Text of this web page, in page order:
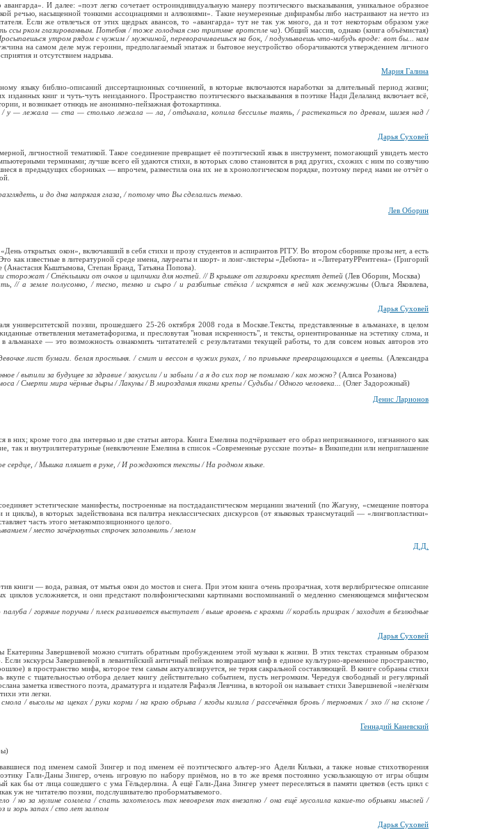
И далее: «поэт легко сочетает остроиндивидуальную манеру поэтического высказывания, уникальное образное
речью, насыщенной тонкими ассоциациями и аллюзиями». Такие неумеренные дифирамбы либо настраивают на нечто из
Если же отвлечься от этих щедрых авансов, то «авангарда» тут не так уж много, да и тот некоторым образом уже
ссы рком глазированным. Потебня / тоже голодная смо тритмне вротспле ча). Общий массив, однако (книга объёмистая)
утром рядом с чужим / мужчиной, переворачиваешься на бок, / подумываешь что-нибудь вроде: вот бы... нам
на самом деле муж героини, предполагаемый эпатаж и бытовое неустройство оборачиваются утверждением личного
и отсутствием надрыва.
Мария Галина
языку библио-описаний диссертационных сочинений, в которые включаются наработки за длительный период жизни;
книг и чуть-чуть неизданного. Пространство поэтического высказывания в поэтике Нади Делаланд включает всё,
и возникает отнюдь не анонимно-пейзажная фотокартинка.
/ у — лежала — ста — столько лежала — ла, / отдыхала, копила бессилье таять, / растекаться по древам, шизея над /
Дарья Суховей
личностной тематикой. Такое соединение превращает её поэтический язык в инструмент, помогающий увидеть место
терминами; лучше всего ей удаются стихи, в которых слово становится в ряд других, схожих с ним по созвучию
в предыдущих сборниках — впрочем, разместила она их не в хронологическом порядке, поэтому перед нами не отчёт о
и до дна напрягая глаза, / потому что Вы сделались тенью.
Лев Оборин
открытых окон», включавший в себя стихи и прозу студентов и аспирантов РГГУ. Во втором сборнике прозы нет, а есть
как известные в литературной среде имена, лауреаты и шорт- и лонг-листеры «Дебюта» и «ЛитератуРРентгена» (Григорий
Кыштымова, Степан Бранд, Татьяна Попова).
/ Стёклышки от очков и щипчики для ногтей. // В крышке от газировки крестят детей (Лев Оборин, Москва)
а земле полусонно, / тесно, темно и сыро / и разбитые стёкла / искрятся в ней как жемчужины (Ольга Яковлева,
Дарья Суховей
университетской поэзии, прошедшего 25-26 октября 2008 года в Москве.Тексты, представленные в альманахе, в целом
ответвления метаметафоризма, и пресловутая "новая искренность", и тексты, ориентированные на эстетику слэма, и
— это возможность ознакомить читатателей с результатами текущей работы, то для совсем новых авторов это
лист бумаги. белая простыня. / смит и вессон в чужих руках, / по привычке превращающихся в цветы. (Александра
/ выпили за будущее за здравие / закусили / и забыли / а я до сих пор не понимаю / как можно? (Алиса Розанова)
/ Смерти мира чёрные дыры / Лакуны / В мироздания ткани крепы / Судьбы / Одного человека... (Олег Задорожный)
Денис Ларионов
них; кроме того два интервью и две статьи автора. Книга Емелина подчёркивает его образ непризнанного, изгнанного как
так и внутрилитературные (невключение Емелина в список «Современные русские поэты» в Википедии или неприглашение
сердце, / Мышка пляшет в руке, / И рождаются тексты / На родном языке.
эстетические манифесты, построенные на постдадаистическом мерцании значений (по Жагуну, «смещение повтора
в которых задействована вся палитра неклассических дискурсов (от языковых трансмутаций — «лингвопластики»
часть этого метакомпозиционного целого.
/ место зачёркнутых строчек запомнить / мелом
Д.Д.
— вода, разная, от мытья окон до мостов и снега. При этом книга очень прозрачная, хотя верлибрическое описание
циклов усложняется, и они предстают полифоническими картинами воспоминаний о медленно сменяющемся мифическом
/ горячие поручни / плеск разливается выступает / выше вровень с краями // корабль призрак / заходит в безлюдные
Дарья Суховей
Екатерины Завершневой можно считать обратным пробуждением этой музыки к жизни. В этих текстах странным образом
Если экскурсы Завершневой в левантийский античный пейзаж возвращают миф в единое культурно-временное пространство,
в пространство мифа, которое тем самым актуализируется, не теряя сакральной составляющей. В книге собраны стихи
с тщательностью отбора делает книгу действительно событием, пусть негромким. Чередуя свободный и регулярный
заметка известного поэта, драматурга и издателя Рафаэля Левчина, в которой он называет стихи Завершневой «нелёгким
эти легки.
/ высолы на щеках / руки корни / на краю обрыва / ягоды кизила / рассечённая бровь / терновник / эхо // на склоне /
Геннадий Каневский
под именем самой Зингер и под именем её поэтического альтер-эго Адели Кильки, а также новые стихотворения
Гали-Даны Зингер, очень игровую по набору приёмов, но в то же время постоянно ускользающую от игры общим
бы от лица сошедшего с ума Гёльдерлина. А ещё Гали-Дана Зингер умеет переселяться в памяти цветков (есть цикл с
уж не читателю поэзии, подслушивателю проборматывемого.
/ но за мулине сомлела / спать захотелось так невовремя так внезапно / она ещё мусолила какие-то обрывки мыслей /
и зорь запах / сто лет залпом
Дарья Суховей